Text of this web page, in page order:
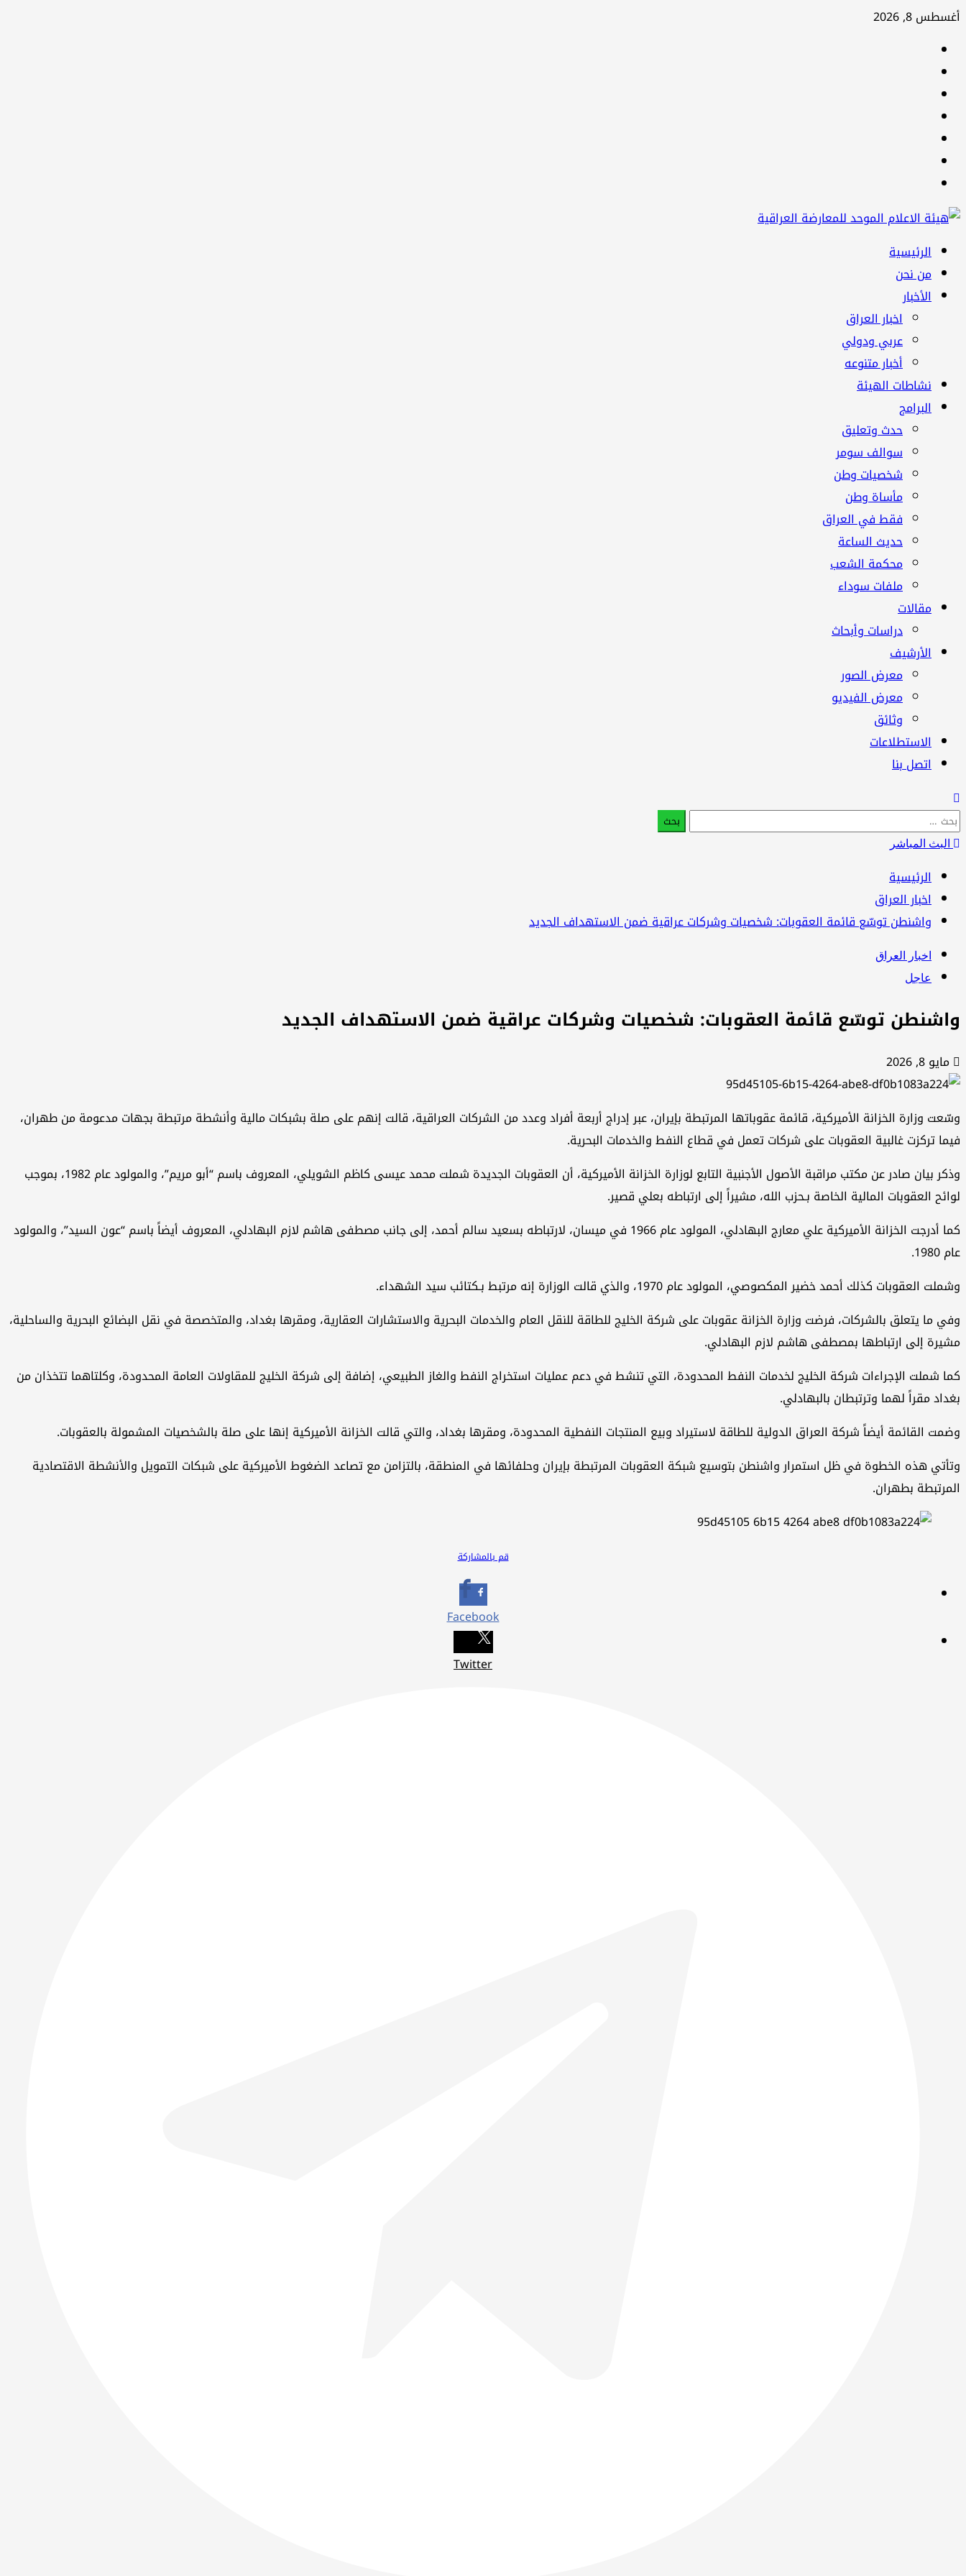
تخطي
أغسطس 8, 2026
القائمة
الرئيسية
الرئيسية
من نحن
الأخبار
اخبار العراق
عربي ودولي
أخبار متنوعه
نشاطات الهيئة
البرامج
حدث وتعليق
سوالف سومر
شخصيات وطن
مأساة وطن
فقط في العراق
حديث الساعة
محكمة الشعب
ملفات سوداء
مقالات
دراسات وأبحاث
الأرشيف
معرض الصور
معرض الفيديو
وثائق
الاستطلاعات
اتصل بنا
البحث
عن:البث المباشر
الرئيسية
اخبار العراق
واشنطن توسّع قائمة العقوبات: شخصيات وشركات عراقية ضمن الاستهداف الجديد
اخبار العراق
عاجل
واشنطن توسّع قائمة العقوبات: شخصيات وشركات عراقية ضمن الاستهداف الجديد
مايو 8, 2026
وسّعت وزارة الخزانة الأميركية، قائمة عقوباتها المرتبطة بإيران، عبر إدراج أربعة أفراد وعدد من الشركات العراقية، قالت إنهم على صلة بشبكات مالية وأنشطة مرتبطة بجهات مدعومة من طهران،
فيما تركزت غالبية العقوبات على شركات تعمل في قطاع النفط والخدمات البحرية.
وذكر بيان صادر عن مكتب مراقبة الأصول الأجنبية التابع لوزارة الخزانة الأميركية، أن العقوبات الجديدة شملت محمد عيسى كاظم الشويلي، المعروف باسم “أبو مريم”، والمولود عام 1982، بموجب
لوائح العقوبات المالية الخاصة بـحزب الله، مشيراً إلى ارتباطه بعلي قصير.
كما أدرجت الخزانة الأميركية علي معارج البهادلي، المولود عام 1966 في ميسان، لارتباطه بسعيد سالم أحمد، إلى جانب مصطفى هاشم لازم البهادلي، المعروف أيضاً باسم “عون السيد”، والمولود
عام 1980.
وشملت العقوبات كذلك أحمد خضير المكصوصي، المولود عام 1970، والذي قالت الوزارة إنه مرتبط بـكتائب سيد الشهداء.
وفي ما يتعلق بالشركات، فرضت وزارة الخزانة عقوبات على شركة الخليج للطاقة للنقل العام والخدمات البحرية والاستشارات العقارية، ومقرها بغداد، والمتخصصة في نقل البضائع البحرية والساحلية،
مشيرة إلى ارتباطها بمصطفى هاشم لازم البهادلي.
كما شملت الإجراءات شركة الخليج لخدمات النفط المحدودة، التي تنشط في دعم عمليات استخراج النفط والغاز الطبيعي، إضافة إلى شركة الخليج للمقاولات العامة المحدودة، وكلتاهما تتخذان من
بغداد مقراً لهما وترتبطان بالبهادلي.
وضمت القائمة أيضاً شركة العراق الدولية للطاقة لاستيراد وبيع المنتجات النفطية المحدودة، ومقرها بغداد، والتي قالت الخزانة الأميركية إنها على صلة بالشخصيات المشمولة بالعقوبات.
وتأتي هذه الخطوة في ظل استمرار واشنطن بتوسيع شبكة العقوبات المرتبطة بإيران وحلفائها في المنطقة، بالتزامن مع تصاعد الضغوط الأميركية على شبكات التمويل والأنشطة الاقتصادية
المرتبطة بطهران.
قم بالمشاركة
Facebook
Twitter